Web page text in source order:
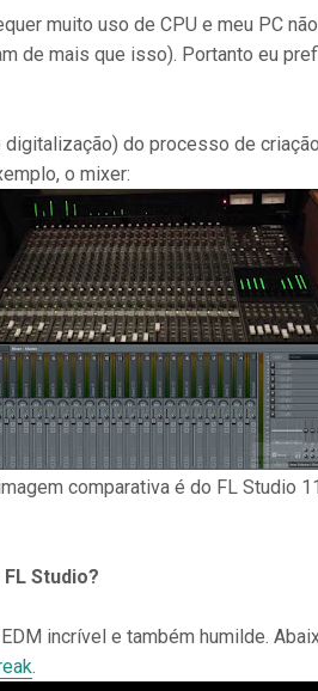
muito uso de CPU e meu PC
de mais que isso). Portanto eu
do processo de
o mixer:
comparativa é do FL Studio
Studio?
incrível e também humilde.
.